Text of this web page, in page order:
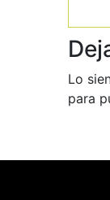
Lo
para